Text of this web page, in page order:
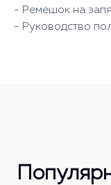
- Ремешок на
- Руководство